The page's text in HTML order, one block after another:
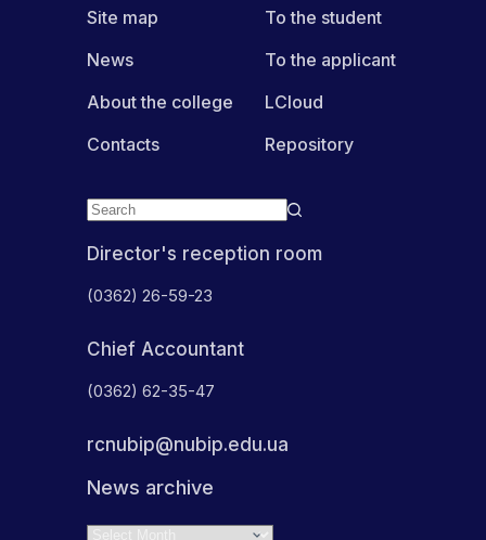
Director's reception room
(0362) 26-59-23
Chief Accountant
(0362) 62-35-47
rcnubip@nubip.edu.ua
News archive
Site map
News
About the college
Contacts
To the student
To the applicant
LCloud
Repository